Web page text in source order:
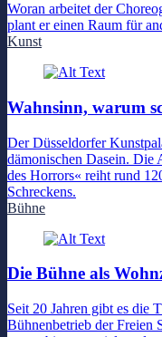
Woran arbeitet der
plant er einen Raum für
Kunst
Wahnsinn, warum
Der Düsseldorfer
dämonischen Dasein. Die
des Horrors« reiht rund
Schreckens.
Bühne
Die Bühne als
Seit 20 Jahren gibt es die
Bühnenbetrieb der Freien